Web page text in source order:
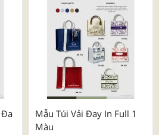
Đa
Mẫu Túi Vải Đay In Full 1
Màu